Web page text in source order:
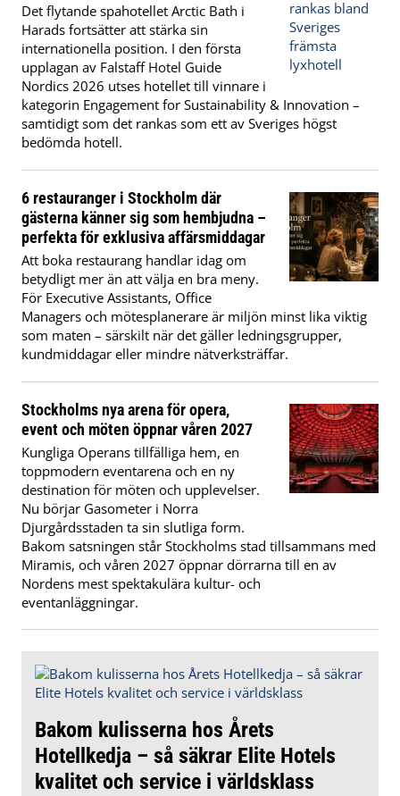
Det flytande spahotellet Arctic Bath i
Harads fortsätter att stärka sin
internationella position. I den första
upplagan av Falstaff Hotel Guide
Nordics 2026 utses hotellet till vinnare i
kategorin Engagement for Sustainability & Innovation –
samtidigt som det rankas som ett av Sveriges högst
bedömda hotell.
6 restauranger i Stockholm där
gästerna känner sig som hembjudna –
perfekta för exklusiva affärsmiddagar
Att boka restaurang handlar idag om
betydligt mer än att välja en bra meny.
För Executive Assistants, Office
Managers och mötesplanerare är miljön minst lika viktig
som maten – särskilt när det gäller ledningsgrupper,
kundmiddagar eller mindre nätverksträffar.
Stockholms nya arena för opera,
event och möten öppnar våren 2027
Kungliga Operans tillfälliga hem, en
toppmodern eventarena och en ny
destination för möten och upplevelser.
Nu börjar Gasometer i Norra
Djurgårdsstaden ta sin slutliga form.
Bakom satsningen står Stockholms stad tillsammans med
Miramis, och våren 2027 öppnar dörrarna till en av
Nordens mest spektakulära kultur- och
eventanläggningar.
Bakom kulisserna hos Årets
Hotellkedja – så säkrar Elite Hotels
kvalitet och service i världsklass